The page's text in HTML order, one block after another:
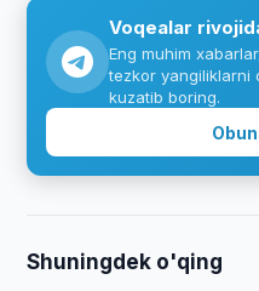
Voqealar
Eng muhim
tezkor yangiliklarni
kuzatib boring.
Shuningdek o'qing